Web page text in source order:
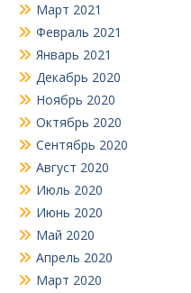
Март 2021
Февраль 2021
Январь 2021
Декабрь 2020
Ноябрь 2020
Октябрь 2020
Сентябрь 2020
Август 2020
Июль 2020
Июнь 2020
Май 2020
Апрель 2020
Март 2020